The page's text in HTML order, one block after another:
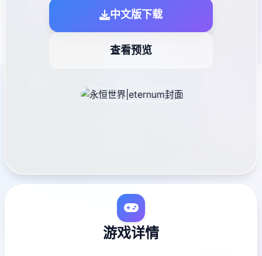
中文版下载
查看预览
游戏详情